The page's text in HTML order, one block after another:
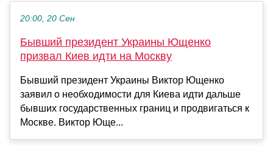
20:00, 20 Сен
Бывший президент Украины Ющенко
призвал Киев идти на Москву
Бывший президент Украины Виктор Ющенко
заявил о необходимости для Киева идти дальше
бывших государственных границ и продвигаться к
Москве. Виктор Юще...